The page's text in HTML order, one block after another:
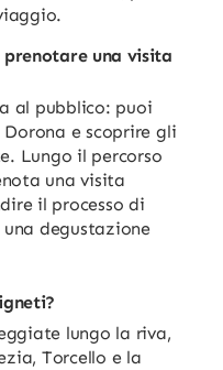
prenotare una visita
al pubblico: puoi
e scoprire gli
Lungo il percorso
una visita
il processo di
degustazione
lungo la riva,
Torcello e la